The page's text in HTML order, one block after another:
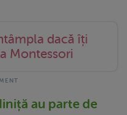
dacă îți
Montessori
au parte de